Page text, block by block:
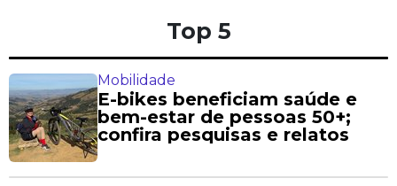
Top 5
Mobilidade
E-bikes beneficiam saúde e
bem-estar de pessoas 50+;
confira pesquisas e relatos